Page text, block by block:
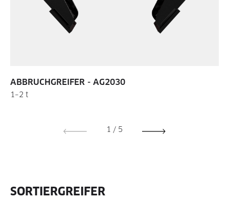
ABBRUCHGREIFER - AG2030
1–2 t
1 / 5
SORTIERGREIFER